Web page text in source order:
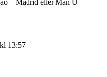
– Madrid eller Man U –
13:57